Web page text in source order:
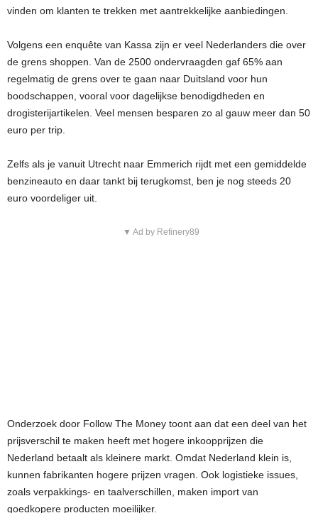
vinden om klanten te trekken met aantrekkelijke aanbiedingen.
Volgens een enquête van Kassa zijn er veel Nederlanders die over
de grens shoppen. Van de 2500 ondervraagden gaf 65% aan
regelmatig de grens over te gaan naar Duitsland voor hun
boodschappen, vooral voor dagelijkse benodigdheden en
drogisterijartikelen. Veel mensen besparen zo al gauw meer dan 50
euro per trip.
Zelfs als je vanuit Utrecht naar Emmerich rijdt met een gemiddelde
benzineauto en daar tankt bij terugkomst, ben je nog steeds 20
euro voordeliger uit.
▼ Ad by Refinery89
Onderzoek door Follow The Money toont aan dat een deel van het
prijsverschil te maken heeft met hogere inkoopprijzen die
Nederland betaalt als kleinere markt. Omdat Nederland klein is,
kunnen fabrikanten hogere prijzen vragen. Ook logistieke issues,
zoals verpakkings- en taalverschillen, maken import van
goedkopere producten moeilijker.